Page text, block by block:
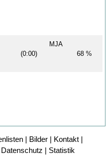
(0:00)
MJA
68 %
| Bilder | Kontakt |
Datenschutz | Statistik